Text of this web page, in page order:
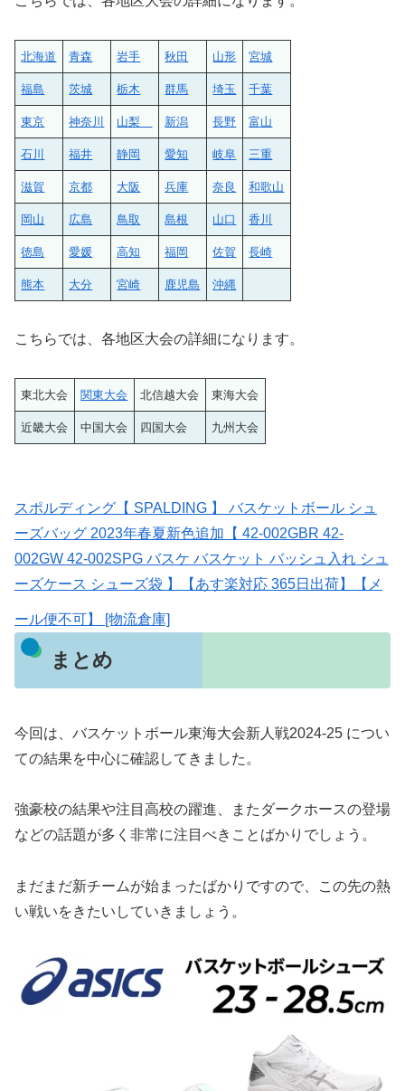
北海道 青森 岩手 秋田 山形 宮城
福島 茨城 栃木 群馬 埼玉 千葉
東京 神奈川 山梨 新潟 長野 富山
石川 福井 静岡 愛知 岐阜 三重
滋賀 京都 大阪 兵庫 奈良 和歌山
岡山 広島 鳥取 島根 山口 香川
徳島 愛媛 高知 福岡 佐賀 長崎
熊本 大分 宮崎 鹿児島 沖縄
こちらでは、各地区大会の詳細になります。
東北大会 関東大会 北信越大会 東海大会
近畿大会 中国大会 四国大会 九州大会
スポルディング【 SPALDING 】 バスケットボール シュ
ーズバッグ 2023年春夏新色追加【 42-002GBR 42-
002GW 42-002SPG バスケ バスケット バッシュ入れ シュ
ーズケース シューズ袋 】【あす楽対応 365日出荷】【メ
ール便不可】 [物流倉庫]
まとめ
今回は、バスケットボール東海大会新人戦2024-25 につい
ての結果を中心に確認してきました。
強豪校の結果や注目高校の躍進、またダークホースの登場
などの話題が多く非常に注目べきことばかりでしょう。
まだまだ新チームが始まったばかりですので、この先の熱
い戦いをきたいしていきましょう。